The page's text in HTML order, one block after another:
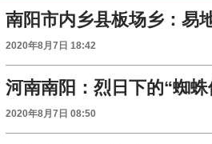
2020年8月7日 18:42
河南南阳：烈日下的“蜘蛛
2020年8月7日 08:50